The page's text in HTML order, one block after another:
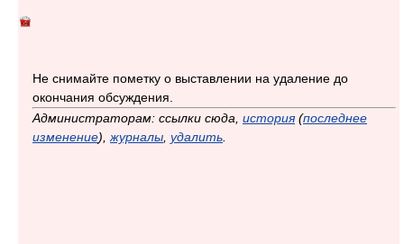
Не снимайте пометку о выставлении на удаление до
окончания обсуждения.
Администраторам: ссылки сюда, история(последнее
изменение), журналы удалить